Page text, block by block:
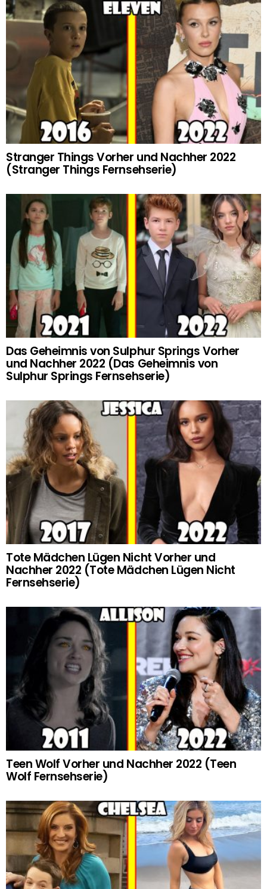
Stranger Things Vorher und Nachher 2022
(Stranger Things Fernsehserie)
Das Geheimnis von Sulphur Springs Vorher
und Nachher 2022 (Das Geheimnis von
Sulphur Springs Fernsehserie)
Tote Mädchen Lügen Nicht Vorher und
Nachher 2022 (Tote Mädchen Lügen Nicht
Fernsehserie)
Teen Wolf Vorher und Nachher 2022 (Teen
Wolf Fernsehserie)